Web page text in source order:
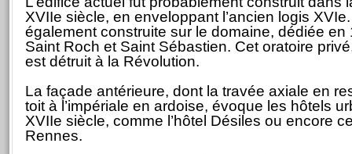
XVIIe siècle, en enveloppant l’ancien logis
également construite sur le domaine, dédiée en
Saint Roch et Saint Sébastien. Cet oratoire
est détruit à la Révolution.
La façade antérieure, dont la travée axiale en
toit à l’impériale en ardoise, évoque les hôtels
XVIIe siècle, comme l’hôtel Désiles ou encore
Rennes.